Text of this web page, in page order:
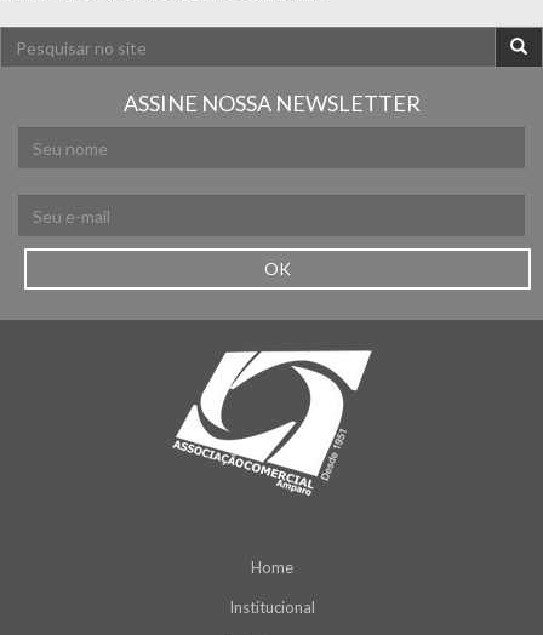
ASSINE NOSSA NEWSLETTER
OK
Home
Institucional